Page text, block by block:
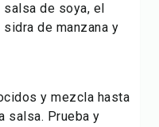
de soya, el
de manzana y
y mezcla hasta
salsa. Prueba y